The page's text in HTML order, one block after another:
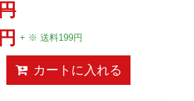
+ ※ 送料199円
カートに入れる